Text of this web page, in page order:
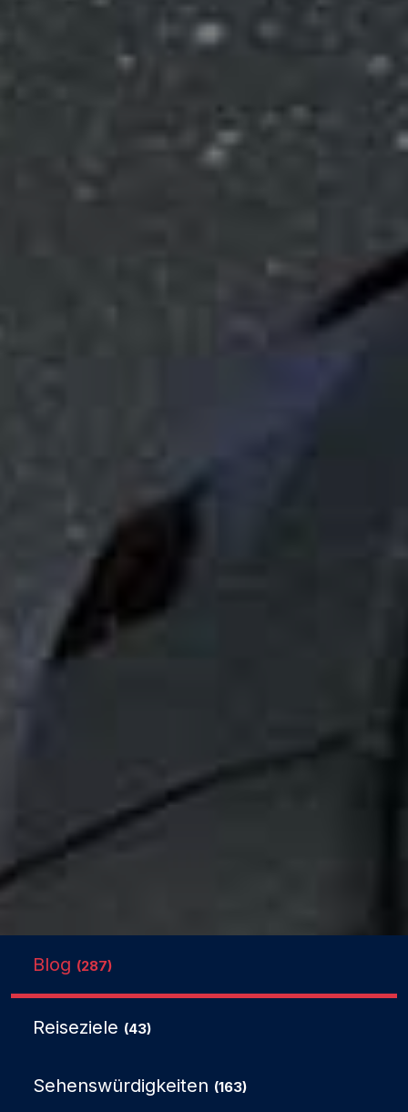
Blog (287)
Reiseziele (43)
Sehenswürdigkeiten (163)